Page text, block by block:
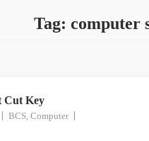
Tag: computer
Cut Key
BCS Computer